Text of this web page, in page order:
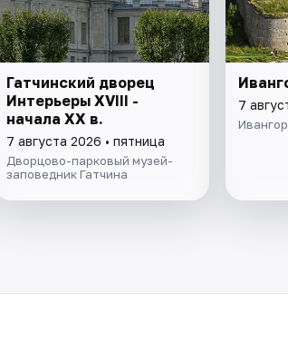
Гатчинский дворец
Интерьеры ХVIII -
начала ХХ в.
7 августа 2026 • пятница
Дворцово-парковый музей-
заповедник Гатчина
7